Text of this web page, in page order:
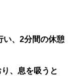
、2分間の休憩
、息を吸うと